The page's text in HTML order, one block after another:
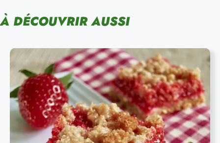
À DÉCOUVRIR AUSSI